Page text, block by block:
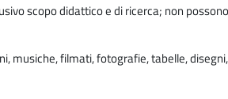
scopo didattico e di ricerca; non
musiche, filmati, fotografie, tabelle,